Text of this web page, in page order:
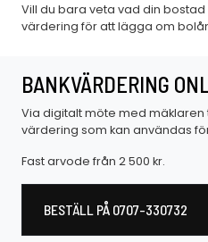
Vill du bara veta vad din
värdering för att lägga om
BANKVÄRDERING
Via digitalt möte med mäklaren
värdering som kan användas
Fast arvode från 2 500 kr.
BESTÄLL PÅ 0707-330732